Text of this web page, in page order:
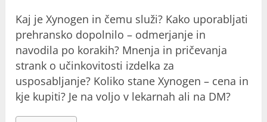
Kaj je Xynogen in čemu služi? Kako uporabljati
prehransko dopolnilo – odmerjanje in
navodila po korakih? Mnenja in pričevanja
strank o učinkovitosti izdelka za
usposabljanje? Koliko stane Xynogen – cena in
kje kupiti? Je na voljo v lekarnah ali na DM?